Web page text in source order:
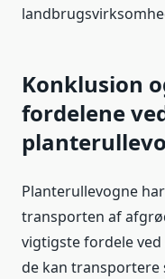
Konklusion
fordelene
Planterullevogne
transporten af
vigtigste fordele
de kan